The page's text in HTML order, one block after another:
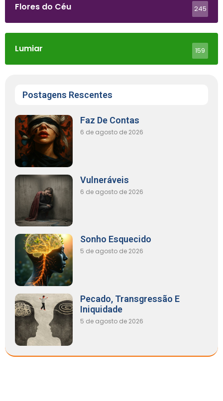
Flores do Céu 245
Lumiar 159
Postagens Rescentes
Faz De Contas
6 de agosto de 2026
Vulneráveis
6 de agosto de 2026
Sonho Esquecido
5 de agosto de 2026
Pecado, Transgressão E
Iniquidade
5 de agosto de 2026